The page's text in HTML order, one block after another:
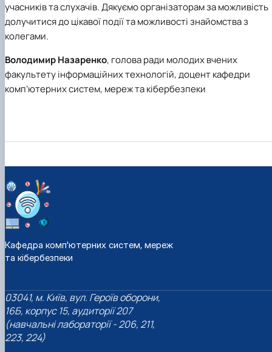
учасників та слухачів. Дякуємо організаторам за можливість
долучитися до цікавої події та можливості знайомства з
колегами.
Володимир Назаренко, голова ради молодих вчених
факультету інформаційних технологій, доцент кафедри
комп’ютерних систем, мереж та кібербезпеки
Кафедра комп'ютерних систем, мереж
та кібербезпеки
03041, м. Київ, вул. Героїв оборони,
16Б, корпус 15, аудиторії 207
(навчальні лабораторії - 206, 211,
223, 224)